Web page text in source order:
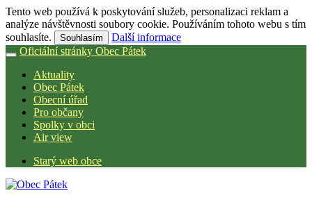
Tento web používá k poskytování služeb, personalizaci reklam a
analýze návštěvnosti soubory cookie. Používáním tohoto webu s tím
souhlasíte.
Souhlasím
Další informace
Oficiální stránky Obec Pátek
Aktuality
Obec Pátek
Obecní úřad
Pro občany
Spolky v obci
Air view
Starý web obce